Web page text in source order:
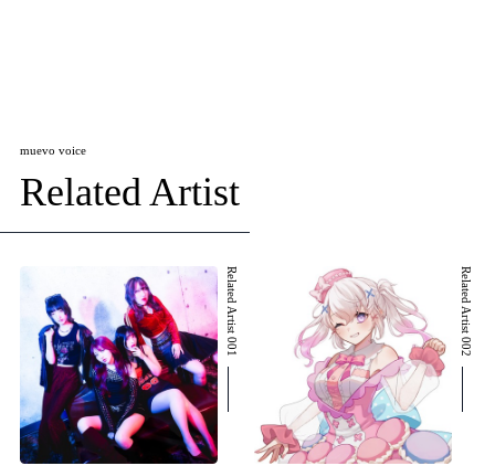
muevo voice
Related Artist
Related Artist 001 Related Artist 002